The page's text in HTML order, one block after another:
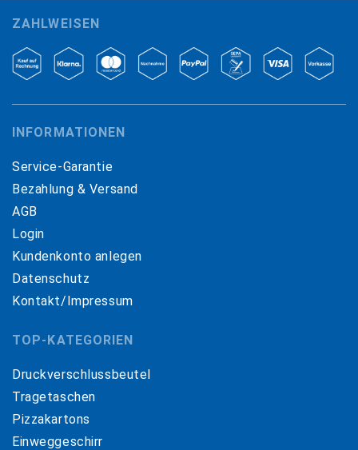
ZAHLWEISEN
INFORMATIONEN
Service-Garantie
Bezahlung & Versand
AGB
Login
Kundenkonto anlegen
Datenschutz
Kontakt/Impressum
TOP-KATEGORIEN
Druckverschlussbeutel
Tragetaschen
Pizzakartons
Einweggeschirr